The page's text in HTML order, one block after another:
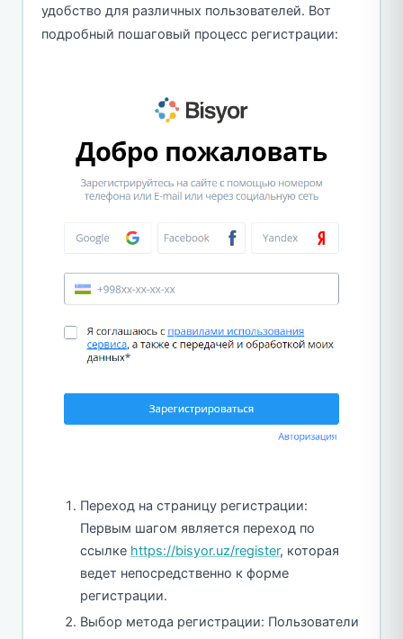
удобство для различных пользователей. Вот
подробный пошаговый процесс регистрации:
Переход на страницу регистрации:
Первым шагом является переход по
ссылке https://bisyor.uz/register, которая
ведет непосредственно к форме
регистрации.
Выбор метода регистрации: Пользователи